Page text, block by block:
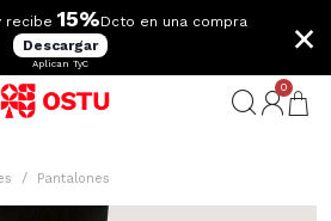
recibe 15%Dcto en una compra
Descargar
Aplican TyC
×
0
Pantalones